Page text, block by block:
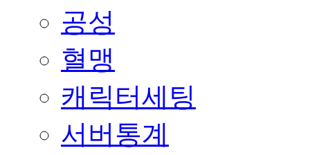
공성
혈맹
캐릭터세팅
서버통계